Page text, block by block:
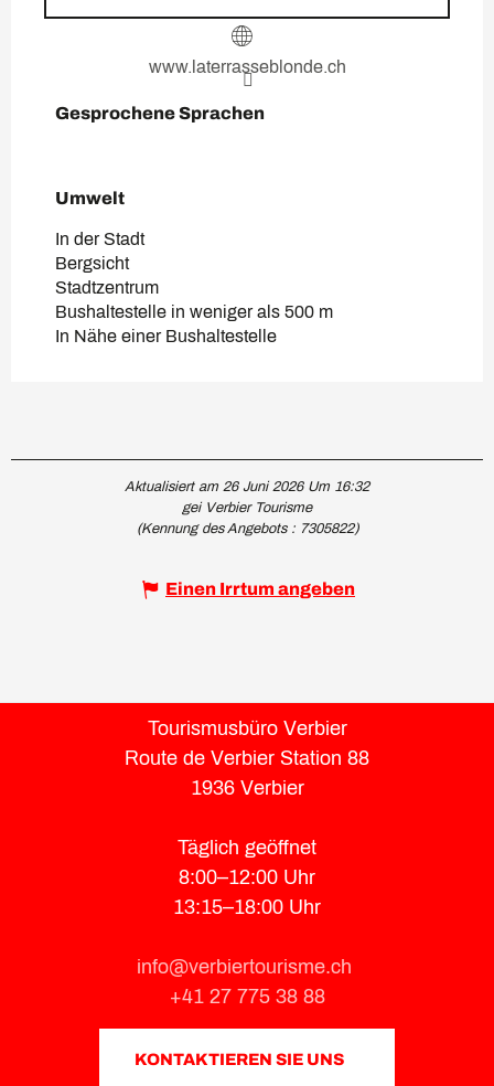
www.laterrasseblonde.ch
Gesprochene Sprachen
Gesprochene Sprachen
Umwelt
Umwelt
In der Stadt
Bergsicht
Stadtzentrum
Bushaltestelle in weniger als 500 m
In Nähe einer Bushaltestelle
Aktualisiert am 26 Juni 2026 Um 16:32
gei Verbier Tourisme
(Kennung des Angebots : 7305822)
Einen Irrtum angeben
Tourismusbüro Verbier
Route de Verbier Station 88
1936 Verbier
Täglich geöffnet
8:00–12:00 Uhr
13:15–18:00 Uhr
info@verbiertourisme.ch
+41 27 775 38 88
KONTAKTIEREN SIE UNS